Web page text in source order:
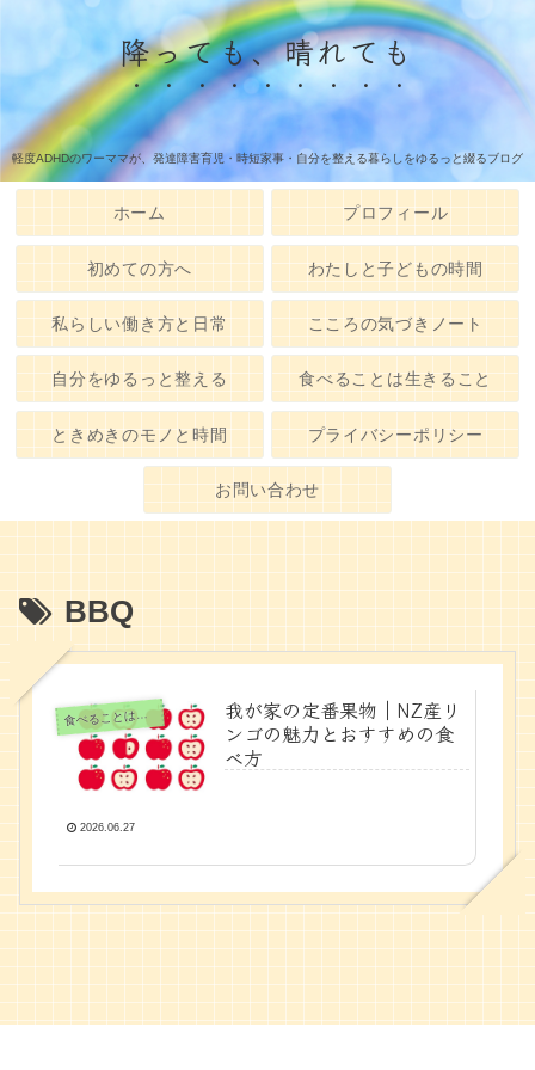
降っても、晴れても
軽度ADHDのワーママが、発達障害育児・時短家事・自分を整える暮らしをゆるっと綴るブログ
ホーム プロフィール
初めての方へ わたしと子どもの時間
私らしい働き方と日常 こころの気づきノート
自分をゆるっと整える 食べることは生きること
ときめきのモノと時間 プライバシーポリシー
お問い合わせ
BBQ
食べることは生きること
我が家の定番果物｜NZ産リ
ンゴの魅力とおすすめの食
べ方
2026.06.27